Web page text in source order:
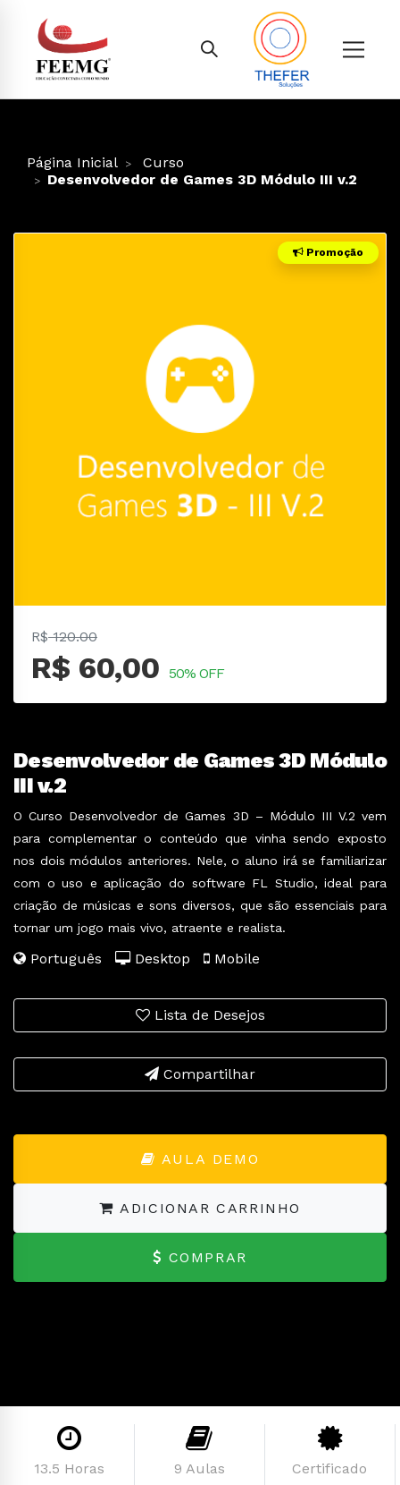
Página Inicial
Curso
Desenvolvedor de Games 3D Módulo III v.2
Promoção
R$120.00
R$ 60,00 50% OFF
Desenvolvedor de Games 3D Módulo
III v.2
O Curso Desenvolvedor de Games 3D – Módulo III V.2 vem
para complementar o conteúdo que vinha sendo exposto
nos dois módulos anteriores. Nele, o aluno irá se familiarizar
com o uso e aplicação do software FL Studio, ideal para
criação de músicas e sons diversos, que são essenciais para
tornar um jogo mais vivo, atraente e realista.
Português Desktop Mobile
Lista de Desejos
Compartilhar
AULA DEMO
ADICIONAR CARRINHO
COMPRAR
13.5 Horas 9 Aulas Certificado